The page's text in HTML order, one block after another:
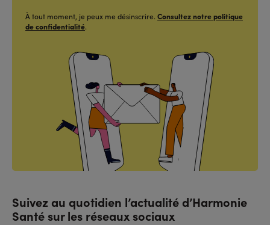
À tout moment, je peux me désinscrire. Consultez notre politique
de confidentialité.
Suivez au quotidien l’actualité d’Harmonie
Santé sur les réseaux sociaux